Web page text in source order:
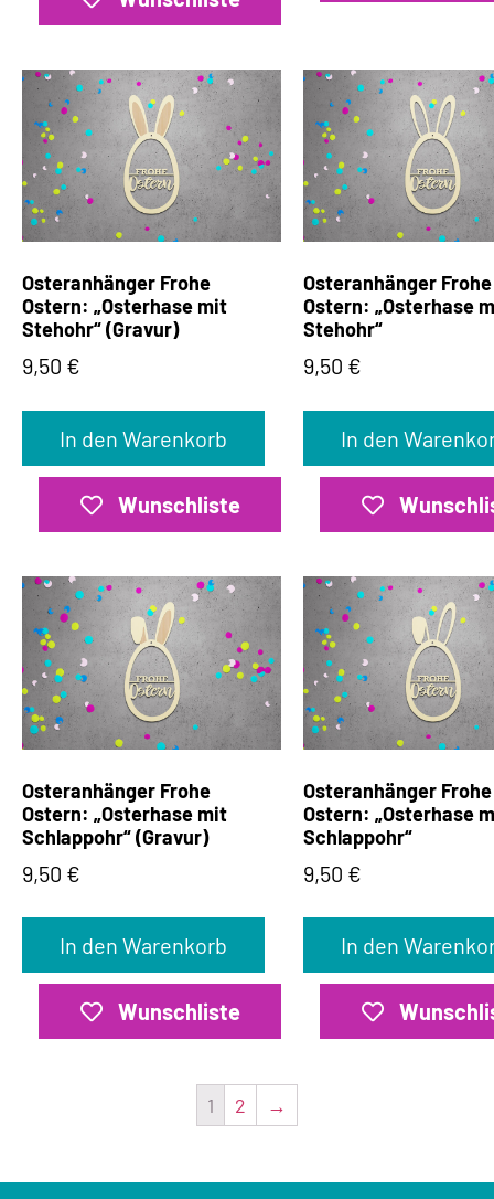
Osteranhänger Frohe
Ostern: „Osterhase mit
Stehohr“ (Gravur)
9,50 €
In den Warenkorb
Wunschliste
Osteranhänger Frohe
Ostern: „Osterhase
Stehohr“
9,50 €
In den
Osteranhänger Frohe
Ostern: „Osterhase mit
Schlappohr“ (Gravur)
9,50 €
In den Warenkorb
Wunschliste
Osteranhänger Frohe
Ostern: „Osterhase
Schlappohr“
9,50 €
In den
1 2 →